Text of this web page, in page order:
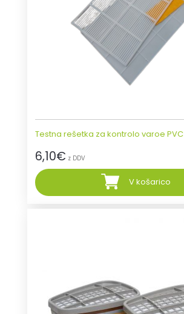
Testna rešetka za kontrolo varoe PVC
6,10€ z DDV
V košarico